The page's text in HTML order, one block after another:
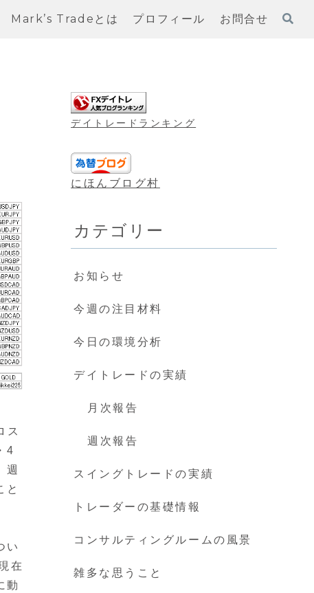
Mark’s Tradeとは プロフィール お問合せ
ス
4
週
と
い
在
動
デイトレードランキング
にほんブログ村
カテゴリー
お知らせ
今週の注目材料
今日の環境分析
デイトレードの実績
月次報告
週次報告
スイングトレードの実績
トレーダーの基礎情報
コンサルティングルームの風景
雑多な思うこと